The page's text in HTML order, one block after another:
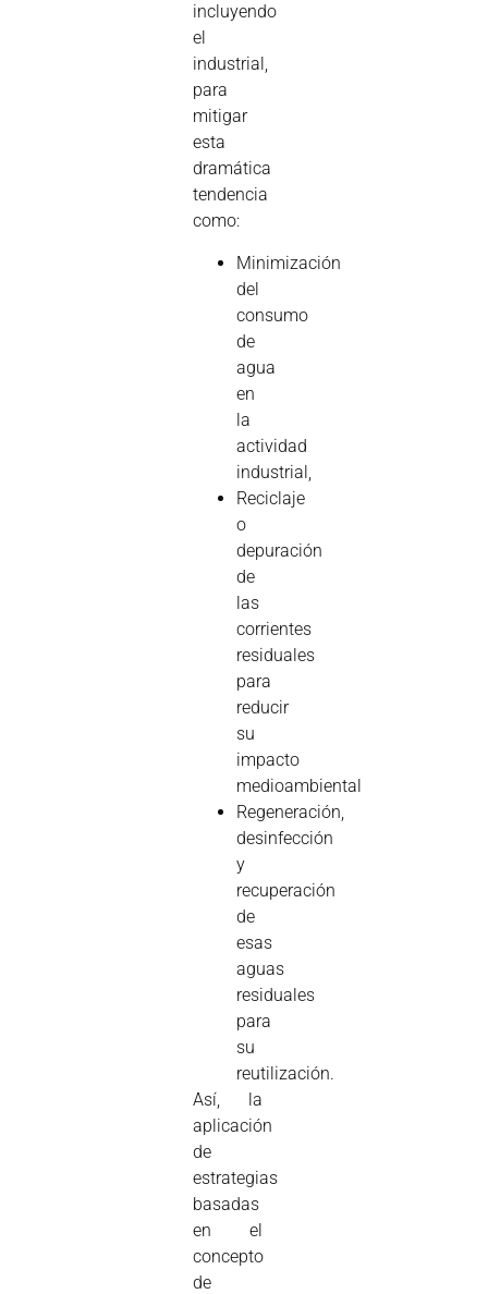
incluyendo
el
industrial,
para
mitigar
esta
dramática
tendencia
como:
Minimización
del
consumo
de
agua
en
la
actividad
industrial,
Reciclaje
o
depuración
de
las
corrientes
residuales
para
reducir
su
impacto
medioambiental
Regeneración,
desinfección
y
recuperación
de
esas
aguas
residuales
para
su
reutilización.
Así, la
aplicación
de
estrategias
basadas
en el
concepto
de